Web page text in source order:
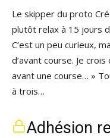
Le skipper du proto
plutôt relax à 15 jours
C’est un peu curieux,
d’avant course. Je
avant une course… »
à trois…
Adhésion